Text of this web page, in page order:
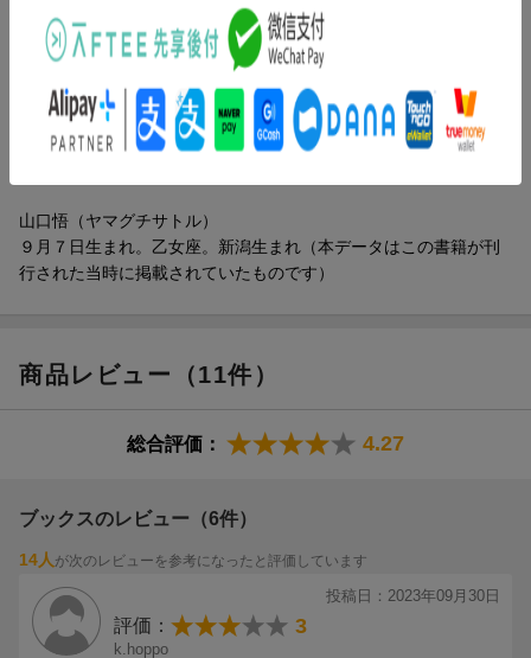
良くなった友好国のセザール王子がソルシエに留学してくること
に。続編の情報はほとんどないものの、これってゲームのイベン
大人気破滅回避ラブコメディ☆波乱続きの第１３弾！！
山口悟（ヤマグチサトル）
９月７日生まれ。乙女座。新潟生まれ（本データはこの書籍が刊
行された当時に掲載されていたものです）
商品レビュー（11件）
総合評価： 4.27
ブックスのレビュー（6件）
14人 が次のレビューを参考になったと評価しています
投稿日：2023年09月30日
評価： 3
k.hoppo